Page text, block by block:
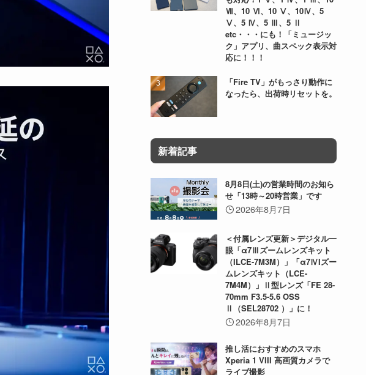
Ⅶ、10 Ⅵ、10 Ⅴ、10Ⅳ、5
Ⅴ、5 Ⅳ、5 Ⅲ、5 Ⅱ
etc・・・にも！「ミュージッ
ク」アプリ、曲スペック表示対
応に！！！
「Fire TV」がもっさり動作に
なったら、出荷時リセットを。
新着記事
8月8日(土)の営業時間のお知ら
せ「13時～20時営業」です
2026年8月7日
＜付属レンズ更新＞デジタル一
眼「α7Ⅲズームレンズキット
（ILCE-7M3M）」「α7ⅣIズー
ムレンズキット（LCE-
7M4M）」Ⅱ型レンズ「FE 28-
70mm F3.5-5.6 OSS
Ⅱ（SEL28702 ）」に！
2026年8月7日
推し活におすすめのスマホ
Xperia 1 VIII 高画質カメラで
ライブ撮影